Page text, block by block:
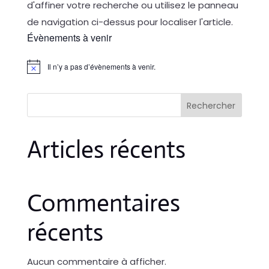
d'affiner votre recherche ou utilisez le panneau
de navigation ci-dessus pour localiser l'article.
Évènements à venir
Notice Il n’y a pas d’évènements à venir.
Rechercher
Articles récents
Commentaires
récents
Aucun commentaire à afficher.